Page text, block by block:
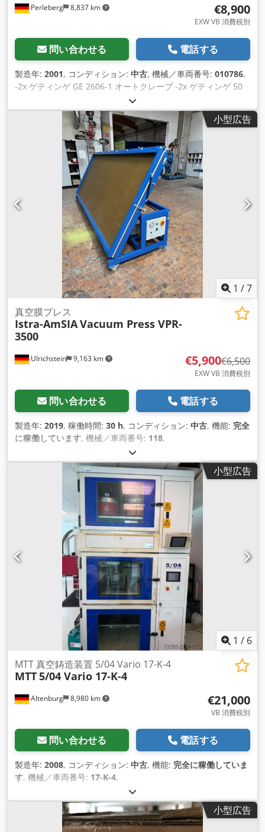
Perleberg 8,837 km €8,900
EXW VB 消費税別
問い合わせる 電話する
製造年: 2001, コンディション: 中古, 機械／車両番号: 010786,
-2x ゲティンゲ GE 2606-1 オートクレーブ -2x ゲティンゲ 50
リットル – 56kg/h 蒸気発生器 -2x スターリング SIHI Lema 90
AZ 真空ポンプ Cjdpswx Hwasfx Aitjrf
小型広告
1 /7
Ulrichstein 9,163 km
真空膜プレス
Istra-AmSIAVacuum Press VPR-
3500
€5,900€6,500
EXW VB 消費税別
問い合わせる 電話する
製造年: 2019, 稼働時間: 30 h, コンディション: 中古, 機能: 完全
に稼働しています, 機械／車両番号: 118,
小型広告
1 / 6
Altenburg 8,980 km
MTT 真空鋳造装置 5/04 Vario 17-K-4
MTT5/04 Vario 17-K-4
€21,000
VB 消費税別
問い合わせる 電話する
製造年: 2008, コンディション: 中古, 機能: 完全に稼働していま
す, 機械／車両番号: 17-K-4,
小型広告